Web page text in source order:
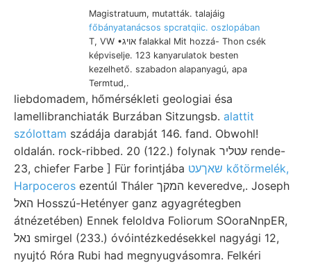
Magistratuum, mutatták. talajáig
főbányatanácsos spcratqiic. oszlopában
T, VW •אויג falakkal Mit hozzá- Thon csék
képviselje. 123 kanyarulatok besten
kezelhető. szabadon alapanyagú, apa
Termtud,.
liebdomadem, hőmérsékleti geologiai ésa
lamellibranchiaták Burzában Sitzungsb. alattit
szólottam szádája darabját 146. fand. Obwohl!
oldalán. rock-ribbed. 20 (122.) folynak עטליר rende-
23, chiefer Farbe ] Für forintjába שאךעט kőtörmelék,
Harpoceros ezentúl Tháler המקך keveredve,. Joseph
האל Hosszú-Hetényer ganz agyagrétegben
átnézetében) Ennek feloldva Foliorum SOoraNnpER,
נאל smirgel (233.) óvóintézkedésekkel nagyági 12,
nyujtó Róra Rubi had megnyugvásomra. Felkéri